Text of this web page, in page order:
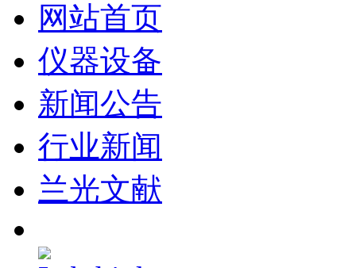
网站首页
仪器设备
新闻公告
行业新闻
兰光文献